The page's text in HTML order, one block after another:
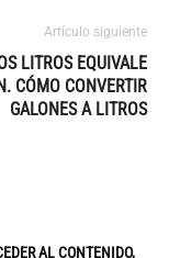
Artículo siguiente
LITROS EQUIVALE
CÓMO CONVERTIR
GALONES A LITROS
AL CONTENIDO,